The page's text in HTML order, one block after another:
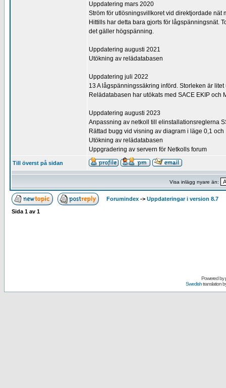
Uppdatering mars 2020
Ström för utlösningsvillkoret vid direktjordade nät
Hittills har detta bara gjorts för lågspänningsnät.
det gäller högspänning.
Uppdatering augusti 2021
Utökning av relädatabasen
Uppdatering juli 2022
13 A lågspänningssäkring införd. Storleken är
Relädatabasen har utökats med SACE EKIP och
Uppdatering augusti 2023
Anpassning av netkoll till elinstallationsreglerna
Rättad bugg vid visning av diagram i läge 0,1 och
Utökning av relädatabasen
Uppgradering av servern för Netkolls forum
Till överst på sidan
Visa inlägg nyare än:
Forumindex -> Uppdateringar i version 8.7
Sida 1 av 1
Powered by
Swedishtranslation